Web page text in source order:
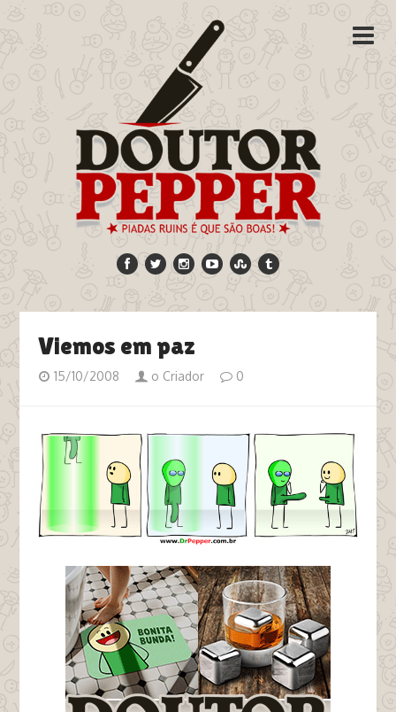
Viemos em paz
15/10/2008 o Criador 0